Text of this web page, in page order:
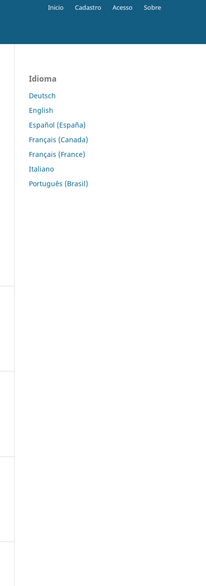
Inicio Cadastro Acesso Sobre
Idioma
Deutsch
English
Español (España)
Français (Canada)
Français (France)
Italiano
Português (Brasil)